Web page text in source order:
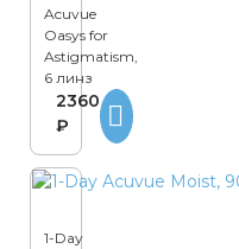
Acuvue
Oasys for
Astigmatism,
6 линз
2360
₽
1-Day